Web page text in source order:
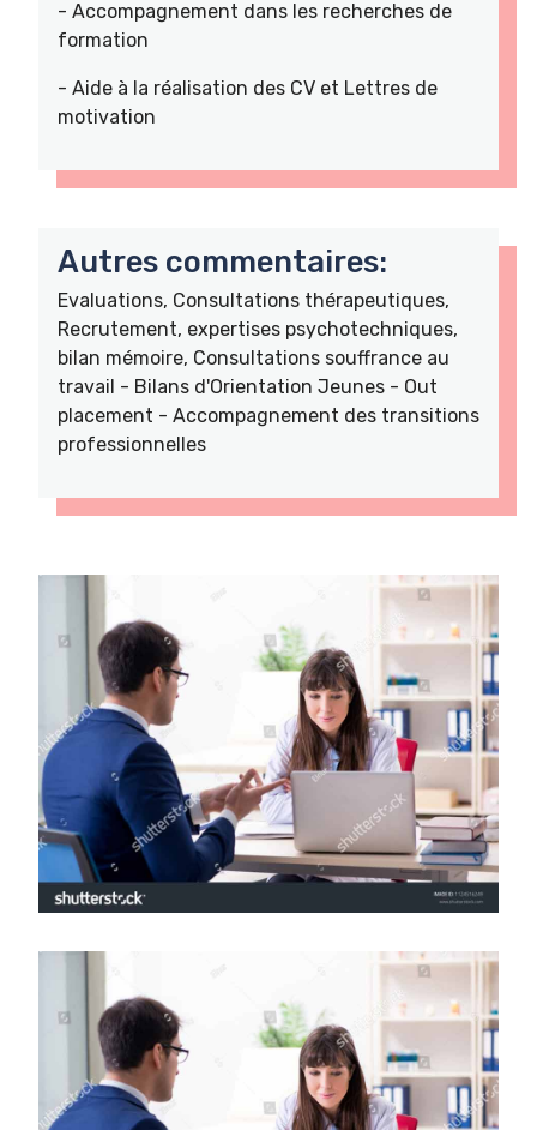
- Accompagnement dans les recherches de
formation
- Aide à la réalisation des CV et Lettres de
motivation
Autres commentaires:
Evaluations, Consultations thérapeutiques,
Recrutement, expertises psychotechniques,
bilan mémoire, Consultations souffrance au
travail - Bilans d'Orientation Jeunes - Out
placement - Accompagnement des transitions
professionnelles